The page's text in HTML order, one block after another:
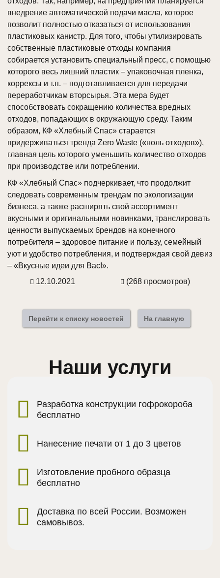
внедрение автоматической подачи масла, которое
позволит полностью отказаться от использования
пластиковых канистр. Для того, чтобы утилизировать
собственные пластиковые отходы компания
собирается установить специальный пресс, с помощью
которого весь лишний пластик – упаковочная пленка,
коррексы и т.п. – подготавливается для передачи
переработчикам вторсырья. Эта мера будет
способствовать сокращению количества вредных
отходов, попадающих в окружающую среду. Таким
образом, КФ «Хлебный Спас» старается
придерживаться тренда Zero Waste («ноль отходов»),
главная цель которого уменьшить количество отходов
при производстве или потреблении.
КФ «Хлебный Спас» подчеркивает, что продолжит
следовать современным трендам по экологизации
бизнеса, а также расширять свой ассортимент
вкусными и оригинальными новинками, транслировать
ценности выпускаемых брендов на конечного
потребителя – здоровое питание и пользу, семейный
уют и удобство потребления, и подтверждая свой девиз
– «Вкусные идеи для Вас!».
12.10.2021
(268 просмотров)
Перейти к списку новостей На главную
Наши услуги
Разработка конструкции гофрокороба
бесплатно
Нанесение печати от 1 до 3 цветов
Изготовление пробного образца
бесплатно
Доставка по всей России. Возможен
самовывоз.